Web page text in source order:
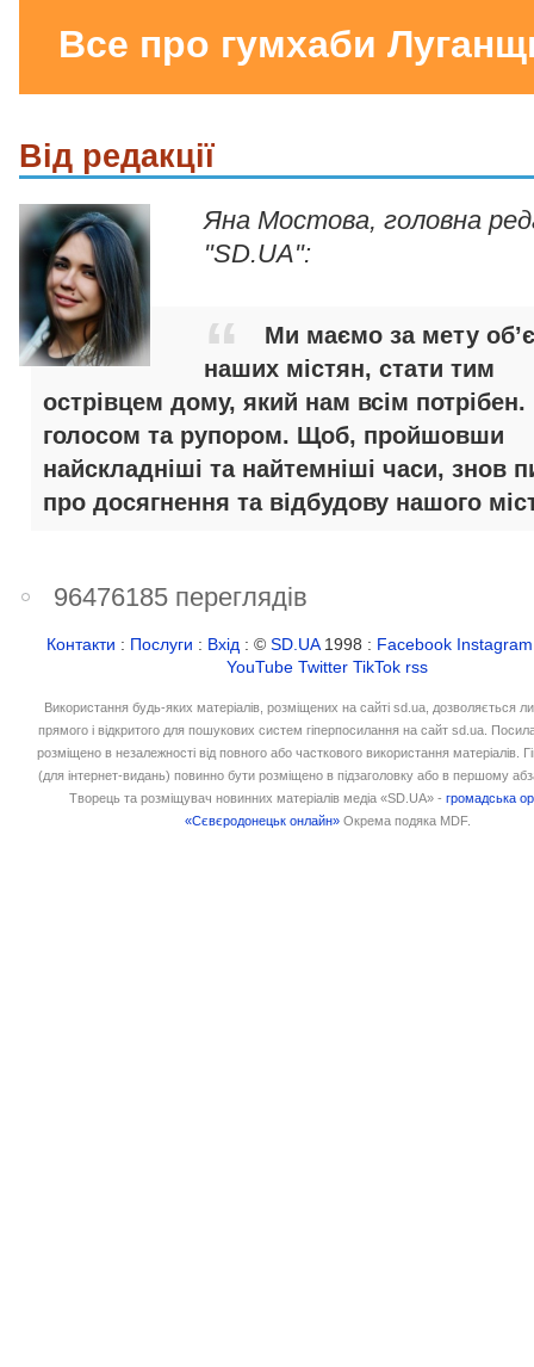
Все про гумхаби
Від редакції
Яна Мостова, головна
"SD.UA":
Ми маємо за мету
наших містян, стати тим
острівцем дому, який нам всім потрібен.
голосом та рупором. Щоб, пройшовши
найскладніші та найтемніші часи, знов
про досягнення та відбудову нашого
96476185 переглядів
Контакти : Послуги : Вхід : ©SD.UA1998 : Facebook Instagram
YouTube Twitter TikTok rss
Використання будь-яких матеріалів, розміщених на сайті sd.ua, дозволяється
прямого і відкритого для пошукових систем гіперпосилання на сайт sd.ua.
розміщено в незалежності від повного або часткового використання матеріалів.
(для інтернет-видань) повинно бути розміщено в підзаголовку або в першому
Творець та розміщувач новинних матеріалів медіа «SD.UA» -громадська
«Сєвєродонецьк онлайн» Окрема подяка MDF.